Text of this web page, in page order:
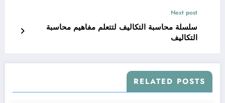
Next post
سلسلة محاسبة التكاليف لتتعلم مفاهيم محاسبة
التكاليف
RELATED POSTS